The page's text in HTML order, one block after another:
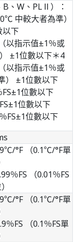
B、W、PLⅡ）：
中較大者為準）
以下
以指示值±1％或
±1位數以下＊4
以指示值±1％或
） ±1位數以下
位數以下
位數以下
FS±1位數以下
°F （0.1℃/°F單
％FS （0.01％FS
°F （0.1℃/°F單
％FS （0.1％FS單